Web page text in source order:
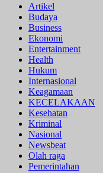
Artikel
Budaya
Business
Ekonomi
Entertainment
Health
Hukum
Internasional
Keagamaan
KECELAKAAN
Kesehatan
Kriminal
Nasional
Newsbeat
Olah raga
Pemerintahan